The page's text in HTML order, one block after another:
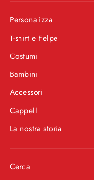
Personalizza
T-shirt e Felpe
Costumi
Bambini
Accessori
Cappelli
La nostra storia
Cerca